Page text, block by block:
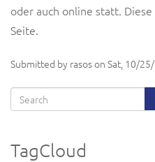
oder auch online statt.
Seite.
Submitted by rasoson Sat, 10/
Search
TagCloud